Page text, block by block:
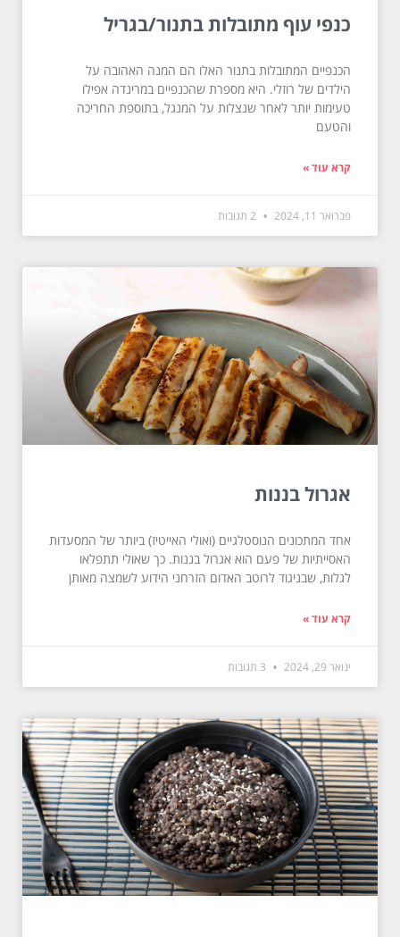
כנפי עוף מתובלות בתנור/בגריל
הכנפיים המתובלות בתנור האלו הם המנה האהובה על
הילדים של רוזלי. היא מספרת שהכנפיים במרינדה אפילו
טעימות יותר לאחר שנצלות על המנגל, בתוספת החריכה
והטעם
קרא עוד »
פברואר 11, 2024
אגרול בננות
אחד המתכונים הנוסטלגיים (ואולי האייטיז) ביותר של המסעדות
האסייתיות של פעם הוא אגרול בננות. כך שאולי תתפלאו
לגלות, שבניגוד לרוטב האדום הזרחני הידוע לשמצה מאותן
קרא עוד »
ינואר 29, 2024